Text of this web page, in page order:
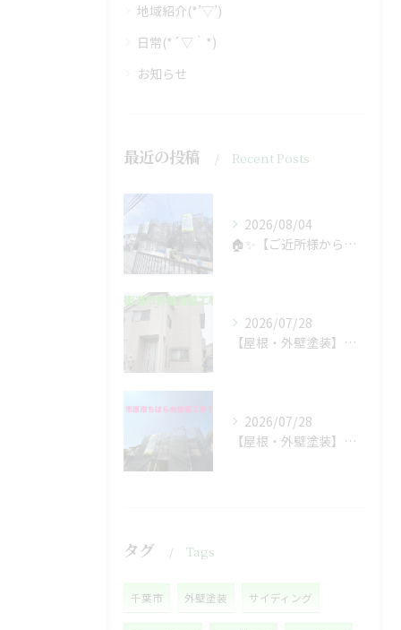
地域紹介(*’▽’)
日常(*´▽｀*)
お知らせ
最近の投稿 Recent Posts
2026/08/04
🏠✨【ご近所様からのご紹介で、工事スタート！】✨🏠
2026/07/28
【屋根・外壁塗装】工事着工しました❗️
2026/07/28
【屋根・外壁塗装】着工しました❗️
タグ Tags
千葉市 外壁塗装 サイディング